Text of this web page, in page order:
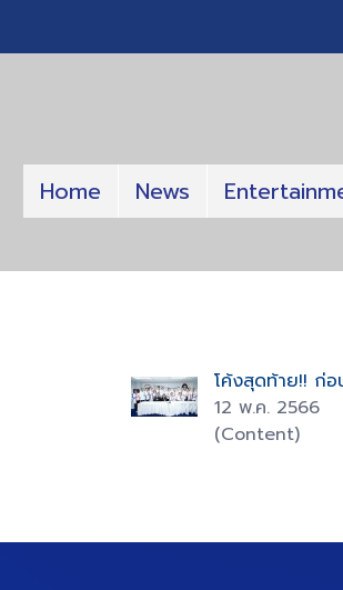
Home News
โค้งสุดท้าย!! ก่
12 พ.ค. 2566
(Content)